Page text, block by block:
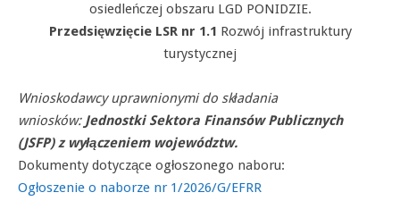
osiedleńczej obszaru LGD PONIDZIE.
Przedsięwzięcie LSR nr 1.1 Rozwój infrastruktury
turystycznej
Wnioskodawcy uprawnionymi do składania
wniosków: Jednostki Sektora Finansów Publicznych
(JSFP) z wyłączeniem województw.
Dokumenty dotyczące ogłoszonego naboru:
Ogłoszenie o naborze nr 1/2026/G/EFRR